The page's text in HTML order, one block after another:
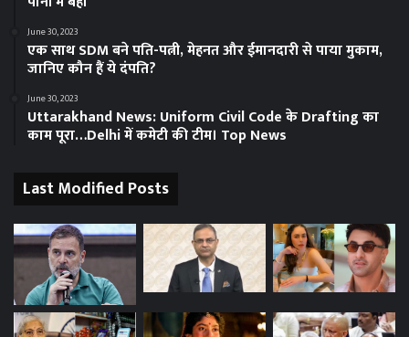
June 30, 2023
एक साथ SDM बने पति-पत्नी, मेहनत और ईमानदारी से पाया मुकाम,
जानिए कौन हैं ये दंपति?
June 30, 2023
Uttarakhand News: Uniform Civil Code के Drafting का
काम पूरा…Delhi में कमेटी की टीम। Top News
Last Modified Posts